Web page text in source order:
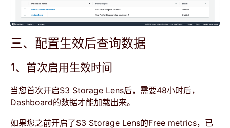
三、配置生效后查询数据
1、首次启用生效时间
当您首次开启S3 Storage Lens后，需要48小时后，
Dashboard的数据才能加载出来。
如果您之前开启了S3 Storage Lens的Free metrics，已